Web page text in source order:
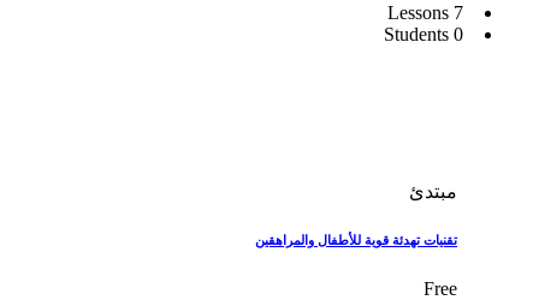
7 Lessons
0 Students
مبتدئ
تقنيات تهدئة قوية للأطفال والمراهقين
Free